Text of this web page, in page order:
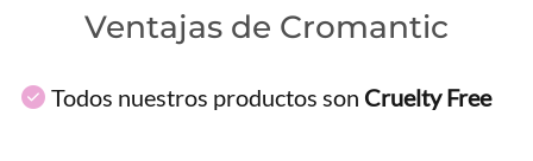
Ventajas de Cromantic
Todos nuestros productos son Cruelty Free